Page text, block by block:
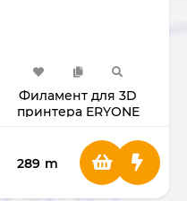
Филамент для 3D
принтера ERYONE
(Green-Blue-Orange)
289 m